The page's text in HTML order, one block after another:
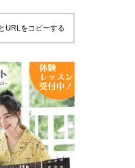
URLをコピーする